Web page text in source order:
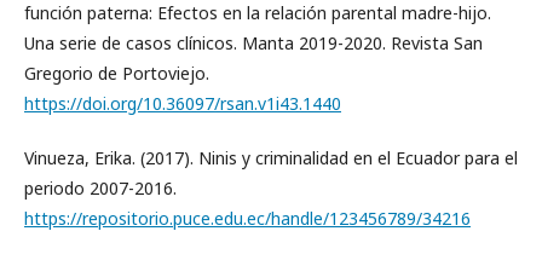
función paterna: Efectos en la relación parental madre-hijo.
Una serie de casos clínicos. Manta 2019-2020. Revista San
Gregorio de Portoviejo.
https://doi.org/10.36097/rsan.v1i43.1440
Vinueza, Erika. (2017). Ninis y criminalidad en el Ecuador para el
periodo 2007-2016.
https://repositorio.puce.edu.ec/handle/123456789/34216